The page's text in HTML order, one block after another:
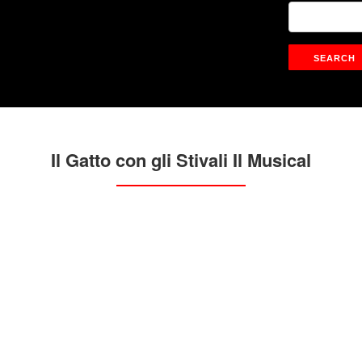
Il Gatto con gli Stivali Il Musical